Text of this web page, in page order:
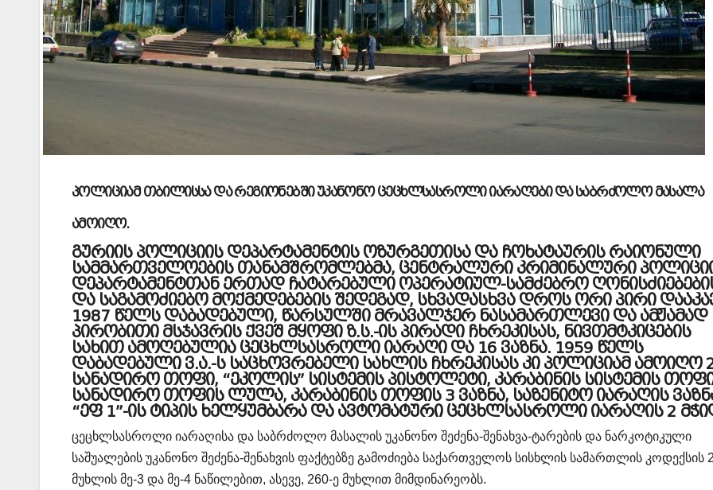
პოლიციამ თბილისსა და რეგიონებში უკანონო ცეცხლსასროლი იარაღები და საბრძოლო მასალა
ამოიღო.
გურიის პოლიციის დეპარტამენტის ოზურგეთისა და ჩოხატაურის რაიონული
სამმართველოების თანამშრომლებმა, ცენტრალური კრიმინალური
დეპარტამენტთან ერთად ჩატარებული ოპერატიულ-სამძებრო
და საგამოძიებო მოქმედებების შედეგად, სხვადასხვა დროს ორი პირი
1987 წელს დაბადებული, წარსულში მრავალჯერ ნასამართლევი და ამჟამად
პირობითი მსჯავრის ქვეშ მყოფი ზ.ს.-ის პირადი ჩხრეკისას, ნივთმტკიცების
სახით ამოღებულია ცეცხლსასროლი იარაღი და 16 ვაზნა. 1959 წელს
დაბადებული ვ.ა.-ს საცხოვრებელი სახლის ჩხრეკისას კი პოლიციამ ამოიღო
სანადირო თოფი, “ეკოლის” სისტემის პისტოლეტი, კარაბინის სისტემის
სანადირო თოფის ლულა, კარაბინის თოფის 3 ვაზნა, საზენიტო იარაღის
“ეფ 1”-ის ტიპის ხელყუმბარა და ავტომატური ცეცხლსასროლი იარაღის 2
ცეცხლსასროლი იარაღისა და საბრძოლო მასალის უკანონო შეძენა-შენახვა-ტარების და ნარკოტიკული
საშუალების უკანონო შეძენა-შენახვის ფაქტებზე გამოძიება საქართველოს სისხლის სამართლის კოდექსის
მუხლის მე-3 და მე-4 ნაწილებით, ასევე, 260-ე მუხლით მიმდინარეობს.